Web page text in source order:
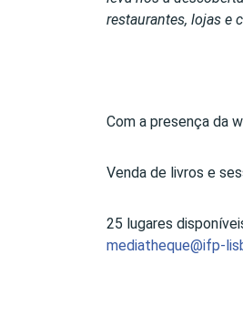
restaurantes, lojas e
Com a presença da
Venda de livros e
25 lugares
mediatheque@ifp-